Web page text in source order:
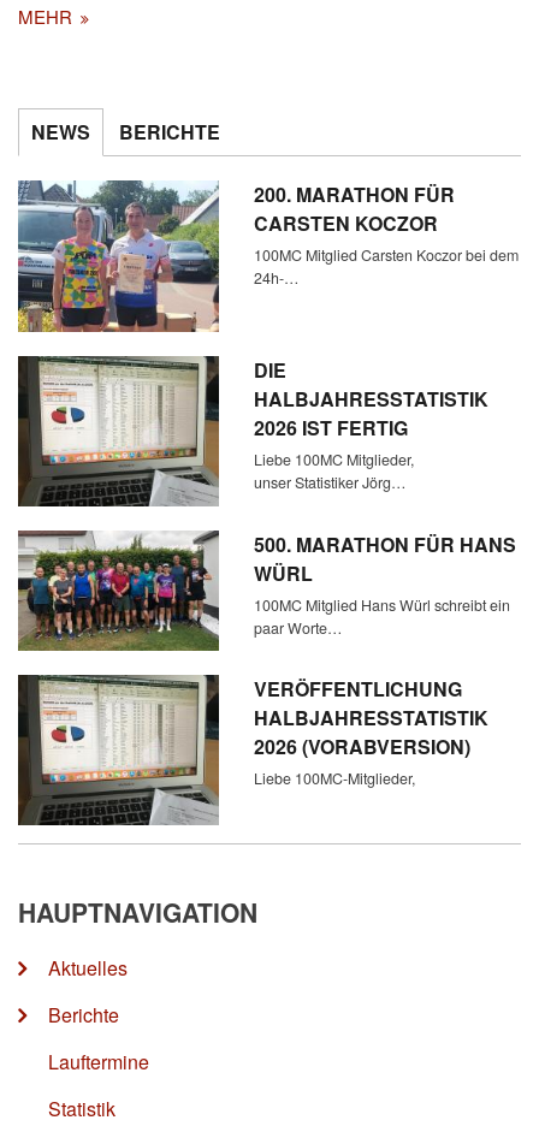
MEHR
NEWS BERICHTE
200. MARATHON FÜR
CARSTEN KOCZOR
100MC Mitglied Carsten Koczor bei dem
24h-…
DIE
HALBJAHRESSTATISTIK
2026 IST FERTIG
Liebe 100MC Mitglieder,
unser Statistiker Jörg…
500. MARATHON FÜR HANS
WÜRL
100MC Mitglied Hans Würl schreibt ein
paar Worte…
VERÖFFENTLICHUNG
HALBJAHRESSTATISTIK
2026 (VORABVERSION)
Liebe 100MC-Mitglieder,
HAUPTNAVIGATION
Aktuelles
Berichte
Lauftermine
Statistik